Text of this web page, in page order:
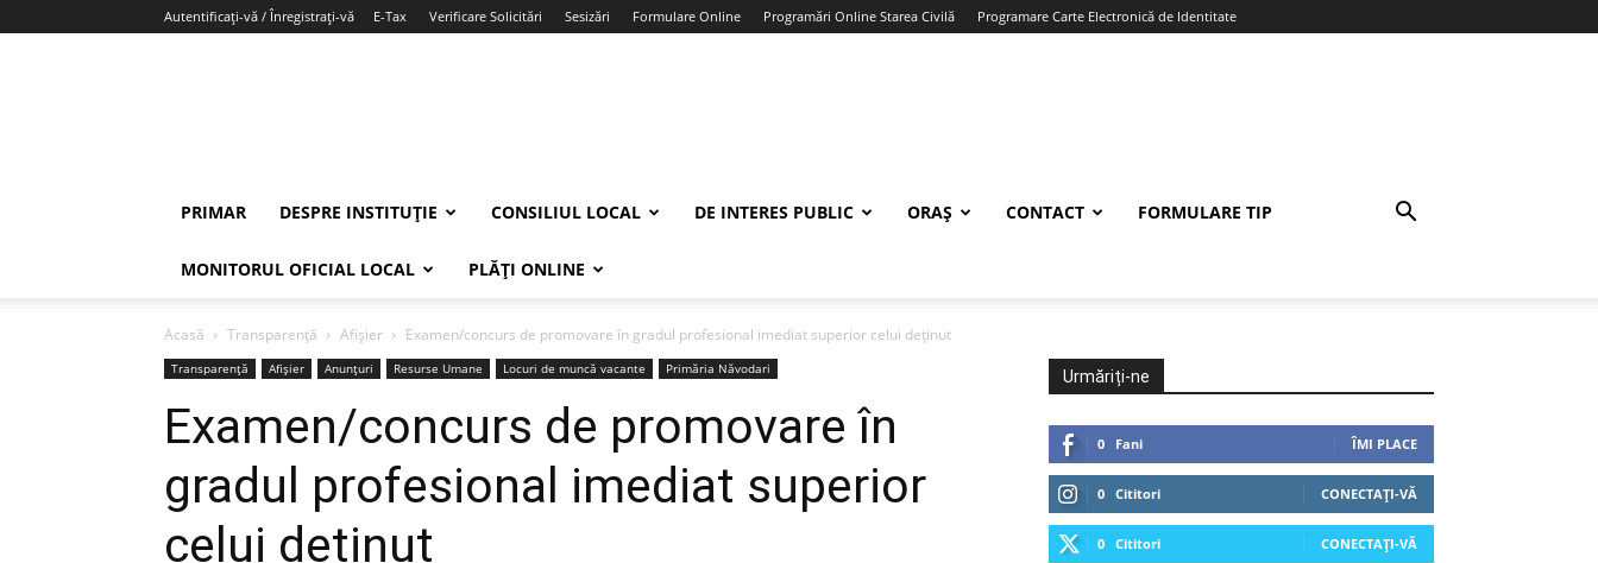
Autentificați-vă / Înregistrați-vă E-Tax Verificare Solicitări Sesizări Formulare Online Programări Online Starea Civilă Programare Carte Electronică de Identitate
PRIMAR DESPRE INSTITUȚIE CONSILIUL LOCAL DE INTERES PUBLIC ORAȘ CONTACT FORMULARE TIP
MONITORUL OFICIAL LOCAL PLĂȚI ONLINE
Acasă Transparență Afișier Examen/concurs de promovare în gradul profesional imediat superior celui deținut
Transparență Afișier Anunțuri Resurse Umane Locuri de muncă vacante Primăria Năvodari
Examen/concurs de promovare în
gradul profesional imediat superior
celui deținut
Urmăriți-ne
0 Fani ÎMI PLACE
0 Cititori CONECTAȚI-VĂ
0 Cititori CONECTAȚI-VĂ